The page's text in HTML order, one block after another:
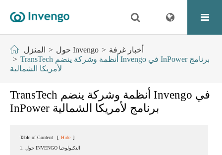
المنزل حول Invengo
أخبار غرفة
TransTech أنظمة وشركة ينضم Invengo في InPower برنامج
لأمريكا الشمالية
TransTech أنظمة وشركة ينضم Invengo في
InPower برنامج لأمريكا الشمالية
Table of Content [ Hide ]
1. حول INVENGO التكنولوجيا